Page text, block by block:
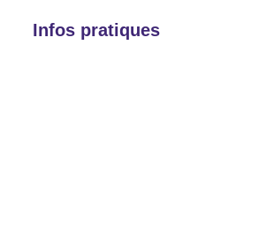
Infos pratiques